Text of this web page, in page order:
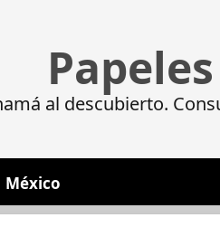
al descubierto.
México